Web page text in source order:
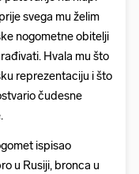
svega mu želim
nogometne obitelji
Hvala mu što
reprezentaciju i što
čudesne
ispisao
u Rusiji, bronca u